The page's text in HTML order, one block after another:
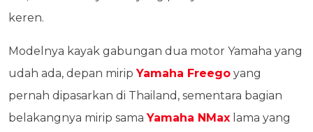
keren.
Modelnya kayak gabungan dua motor Yamaha yang
udah ada, depan miripYamaha Freego yang
pernah dipasarkan di Thailand, sementara bagian
belakangnya mirip samaYamaha NMax lama yang